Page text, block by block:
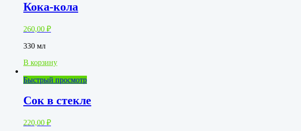
Кока-кола
260,00 ₽
330 мл
В корзину
Быстрый просмотр
Сок в стекле
220,00 ₽